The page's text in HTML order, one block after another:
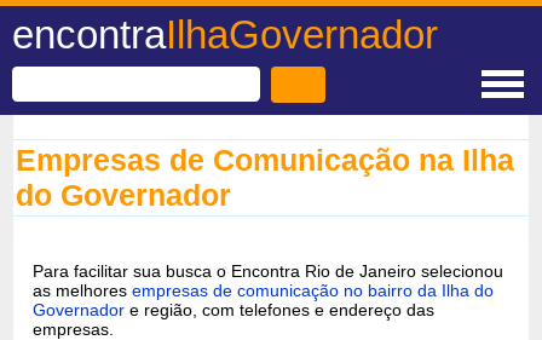
encontraIlhaGovernador
Empresas de Comunicação na Ilha
do Governador
Para facilitar sua busca o Encontra Rio de Janeiro selecionou
as melhoresempresas de comunicação no bairro da Ilha do
Governador e região, com telefones e endereço das
empresas.